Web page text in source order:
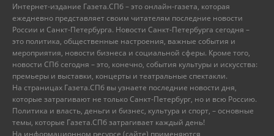
Интернет-издание Газета.СПб – это онлайн-газета, которая
ежедневно представляет своим читателям последние новости
России и Санкт-Петербурга. Новости Санкт-Петербурга сегодня –
это политика, общественные настроения, важные события и
мероприятия, новости бизнеса и социальной сферы. Кроме того,
новости СПб сегодня – это, конечно, события культуры и искусства:
премьеры и выставки, концерты и театральные спектакли.
На страницах Газета.СПб вы узнаете последние новости дня,
которые затрагивают не только Санкт-Петербург, но и всю Россию.
Политика и власть, деньги и бизнес, культура и спорт, – основные
темы, которые Газета.СПб затрагивает каждый день!
На информационном ресурсе (сайте) применяются